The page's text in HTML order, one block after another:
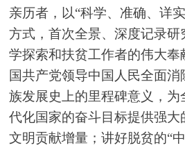
亲历者，以“科学、准确、详
方式，首次全景、深度记录
学探索和扶贫工作者的伟大奉
国共产党领导中国人民全面
族发展史上的里程碑意义，
代化国家的奋斗目标提供强大
文明贡献增量；讲好脱贫的“